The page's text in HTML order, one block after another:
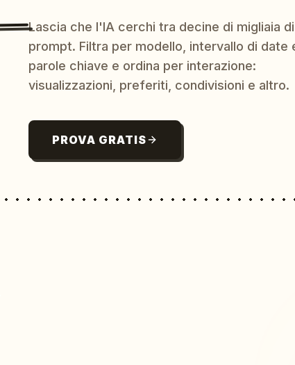
Lascia che l'IA cerchi tra decine di migliaia di
prompt. Filtra per modello, intervallo di date
parole chiave e ordina per interazione:
visualizzazioni, preferiti, condivisioni e altro.
PROVA GRATIS